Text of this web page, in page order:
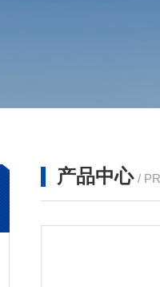
产品中心 /